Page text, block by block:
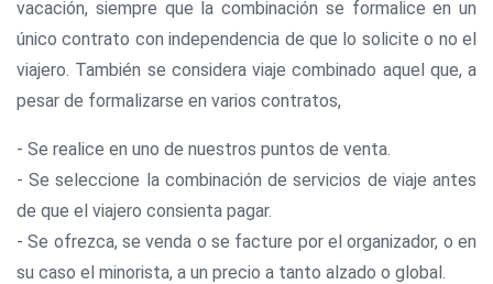
vacación, siempre que la combinación se formalice en un
único contrato con independencia de que lo solicite o no el
viajero. También se considera viaje combinado aquel que, a
pesar de formalizarse en varios contratos,
- Se realice en uno de nuestros puntos de venta.
- Se seleccione la combinación de servicios de viaje antes
de que el viajero consienta pagar.
- Se ofrezca, se venda o se facture por el organizador, o en
su caso el minorista, a un precio a tanto alzado o global.